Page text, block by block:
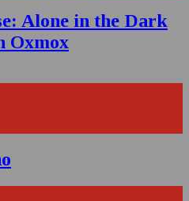
Alone in the Dark
Oxmox